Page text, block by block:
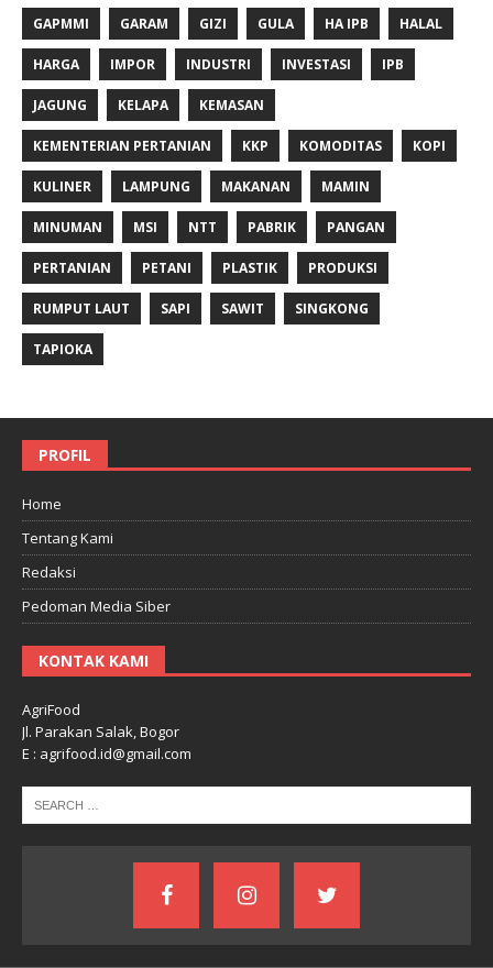
GAPMMI GARAM GIZI GULA HA IPB HALAL
HARGA IMPOR INDUSTRI INVESTASI IPB
JAGUNG KELAPA KEMASAN
KEMENTERIAN PERTANIAN KKP KOMODITAS KOPI
KULINER LAMPUNG MAKANAN MAMIN
MINUMAN MSI NTT PABRIK PANGAN
PERTANIAN PETANI PLASTIK PRODUKSI
RUMPUT LAUT SAPI SAWIT SINGKONG
TAPIOKA
PROFIL
Home
Tentang Kami
Redaksi
Pedoman Media Siber
KONTAK KAMI
AgriFood
Jl. Parakan Salak, Bogor
E : agrifood.id@gmail.com